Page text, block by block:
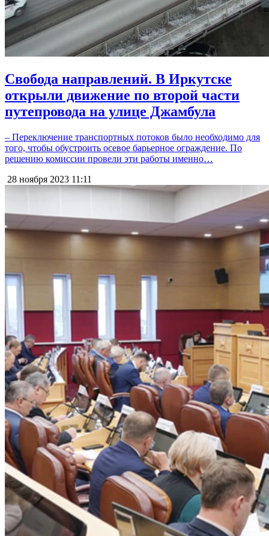
Свобода направлений. В Иркутске
открыли движение по второй части
путепровода на улице Джамбула
– Переключение транспортных потоков было необходимо для
того, чтобы обустроить осевое барьерное ограждение. По
решению комиссии провели эти работы именно…
28 ноября 2023 11:11